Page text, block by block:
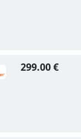
299.00 €